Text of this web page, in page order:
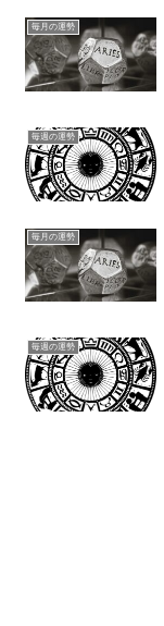
毎月の運勢
毎週の運勢
毎月の運勢
毎週の運勢